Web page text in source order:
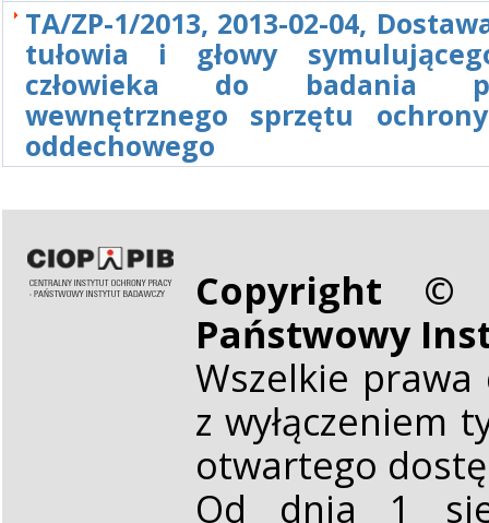
TA/ZP-1/2013, 2013-02-04,
tułowia i głowy
człowieka do badania
wewnętrznego sprzętu
oddechowego
Copyright ©
Państwowy
Wszelkie
z wyłączeniem
otwartego
Od dnia 1